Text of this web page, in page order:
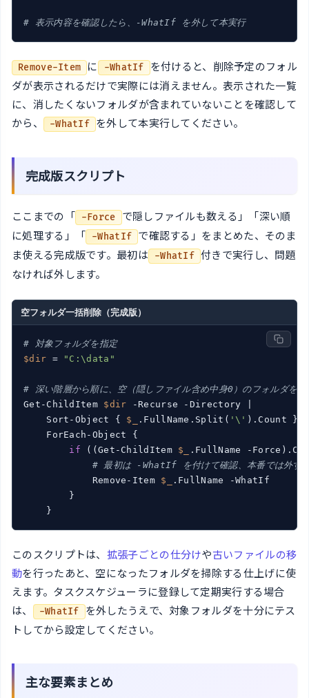
# 表示内容を確認したら、-WhatIf を外して本実行
Remove-Item に -WhatIf
を付けると、削除予定のフォル
ダが表示されるだけで実際には消えません。表示された一覧
に、消したくないフォルダが含まれていないことを確認して
から、
-WhatIf を外して本実行してください。
完成版スクリプト
ここまでの「 -Force
で隠しファイルも数える」「深い順
に処理する」「
-WhatIf
で確認する」をまとめた、そのま
ま使える完成版です。最初は
-WhatIf 付きで実行し、問題
なければ外します。
空フォルダ一括削除（完成版）
# 対象フォルダを指定
$dir = "C:\data"
# 深い階層から順に、空（隠しファイル含め中身0）のフォルダを削
Get-ChildItem $dir -Recurse -Directory |
    Sort-Object {
$_ .FullName.Split( '\' ).Count } -
    ForEach-Object {
if ((Get-ChildItem $_
.FullName -
# 最初は -WhatIf を付けて確認、本番では外す
            Remove-Item
$_
.FullName -WhatIf
        }
    }
このスクリプトは、 拡張子ごとの仕分けや古いファイルの移
動を行ったあと、空になったフォルダを掃除する仕上げに使
えます。タスクスケジューラに登録して定期実行する場合
は、
-WhatIf
を外したうえで、対象フォルダを十分にテス
トしてから設定してください。
主な要素まとめ